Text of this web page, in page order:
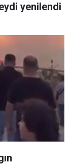
yenilendi